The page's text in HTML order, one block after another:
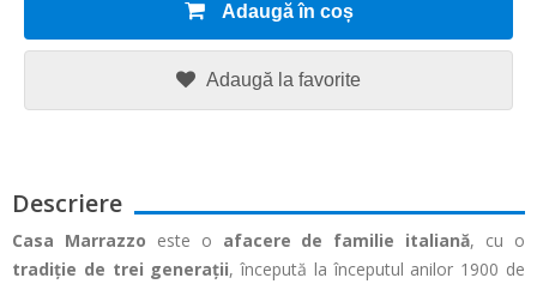
Adaugă în coș
Adaugă la favorite
Descriere
Casa Marrazzo este o afacere de familie italiană, cu o
tradiție de trei generații, începută la începutul anilor 1900 de